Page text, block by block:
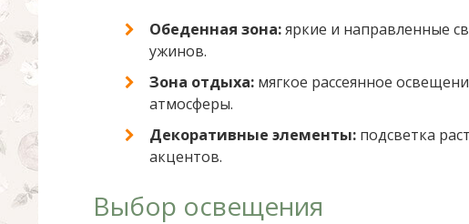
Обеденная зона:яркие и направленные
ужинов.
Зона отдыха: мягкое рассеянное
атмосферы.
Декоративные элементы: подсветка
акцентов.
Выбор освещения